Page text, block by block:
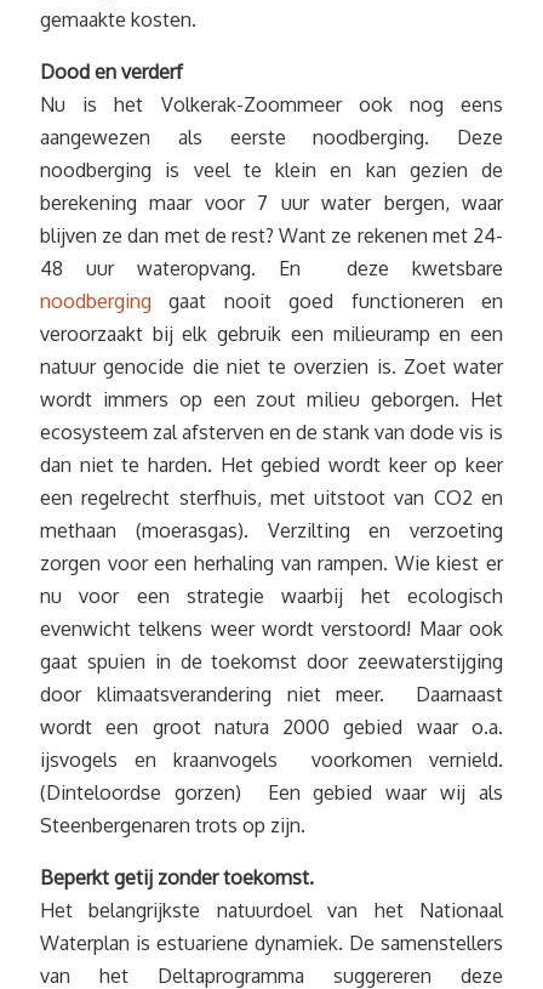
gemaakte kosten.
Dood en verderf
Nu is het Volkerak-Zoommeer ook nog eens
aangewezen als eerste noodberging. Deze
noodberging is veel te klein en kan gezien de
berekening maar voor 7 uur water bergen, waar
blijven ze dan met de rest? Want ze rekenen met 24-
48 uur wateropvang. En deze kwetsbare
noodberging gaat nooit goed functioneren en
veroorzaakt bij elk gebruik een milieuramp en een
natuur genocide die niet te overzien is. Zoet water
wordt immers op een zout milieu geborgen. Het
ecosysteem zal afsterven en de stank van dode vis is
dan niet te harden. Het gebied wordt keer op keer
een regelrecht sterfhuis, met uitstoot van CO2 en
methaan (moerasgas). Verzilting en verzoeting
zorgen voor een herhaling van rampen. Wie kiest er
nu voor een strategie waarbij het ecologisch
evenwicht telkens weer wordt verstoord! Maar ook
gaat spuien in de toekomst door zeewaterstijging
door klimaatsverandering niet meer. Daarnaast
wordt een groot natura 2000 gebied waar o.a.
ijsvogels en kraanvogels voorkomen vernield.
(Dinteloordse gorzen) Een gebied waar wij als
Steenbergenaren trots op zijn.
Beperkt getij zonder toekomst.
Het belangrijkste natuurdoel van het Nationaal
Waterplan is estuariene dynamiek. De samenstellers
van het Deltaprogramma suggereren deze